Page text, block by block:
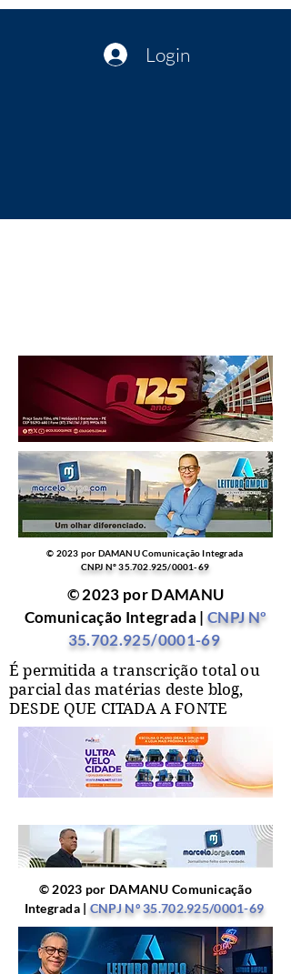
Login
© 2023 por DAMANU Comunicação Integrada
CNPJ Nº35.702.925/0001-69
© 2023 por DAMANU
Comunicação Integrada | CNPJ Nº
35.702.925/0001-69
É permitida a transcrição total ou
parcial das matérias deste blog,
DESDE QUE CITADA A FONTE
© 2023 por DAMANU Comunicação
Integrada | CNPJ Nº35.702.925/0001-69